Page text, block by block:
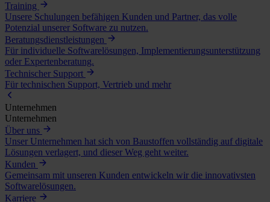
Training
Unsere Schulungen befähigen Kunden und Partner, das volle
Potenzial unserer Software zu nutzen.
Beratungsdienstleistungen
Für individuelle Softwarelösungen, Implementierungsunterstützung
oder Expertenberatung.
Technischer Support
Für technischen Support, Vertrieb und mehr
Unternehmen
Unternehmen
Über uns
Unser Unternehmen hat sich von Baustoffen vollständig auf digitale
Lösungen verlagert, und dieser Weg geht weiter.
Kunden
Gemeinsam mit unseren Kunden entwickeln wir die innovativsten
Softwarelösungen.
Karriere